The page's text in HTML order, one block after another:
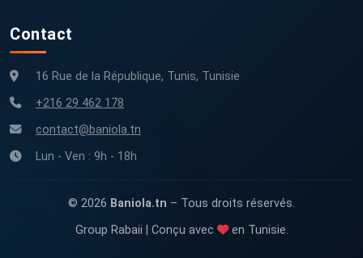
Contact
16 Rue de la République, Tunis, Tunisie
+216 29 462 178
contact@baniola.tn
Lun - Ven : 9h - 18h
© 2026 Baniola.tn – Tous droits réservés.
Group Rabaii | Conçu avec
en Tunisie.